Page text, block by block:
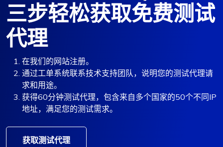
三步轻松获取免费测试
代理
在我们的网站注册。
通过工单系统联系技术支持团队，说明您的测试代理请
求和用途。
获得60分钟测试代理，包含来自多个国家的50个不同IP
地址，满足您的测试需求。
获取测试代理